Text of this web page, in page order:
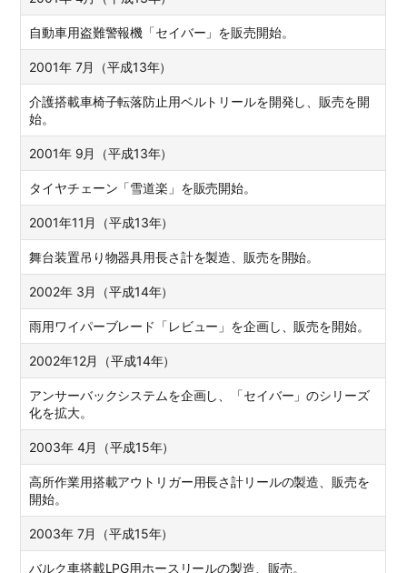
自動車用盗難警報機「セイバー」を販売開始。
2001年 7月（平成13年）
介護搭載車椅子転落防止用ベルトリールを開発し、販売を開
始。
2001年 9月（平成13年）
タイヤチェーン「雪道楽」を販売開始。
2001年11月（平成13年）
舞台装置吊り物器具用長さ計を製造、販売を開始。
2002年 3月（平成14年）
雨用ワイパーブレード「レビュー」を企画し、販売を開始。
2002年12月（平成14年）
アンサーバックシステムを企画し、「セイバー」のシリーズ
化を拡大。
2003年 4月（平成15年）
高所作業用搭載アウトリガー用長さ計リールの製造、販売を
開始。
2003年 7月（平成15年）
バルク車搭載LPG用ホースリールの製造、販売。